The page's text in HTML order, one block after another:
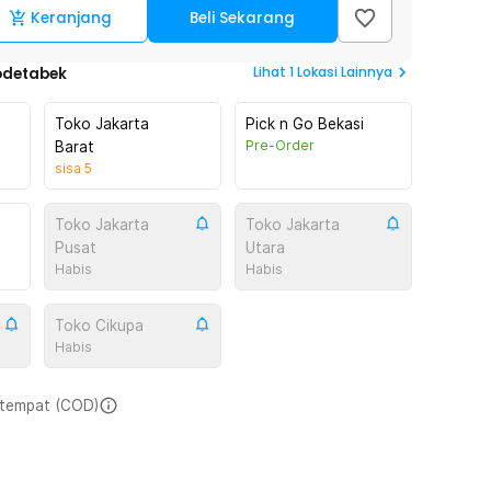
Keranjang Beli Sekarang
Lihat 1Lokasi Lainnya
Toko Jakarta
Barat
sisa 5
Pick n Go Bekasi
Pre-Order
Toko Jakarta
Pusat
Habis
Toko Jakarta
Utara
Habis
Toko Cikupa
Habis
(COD)